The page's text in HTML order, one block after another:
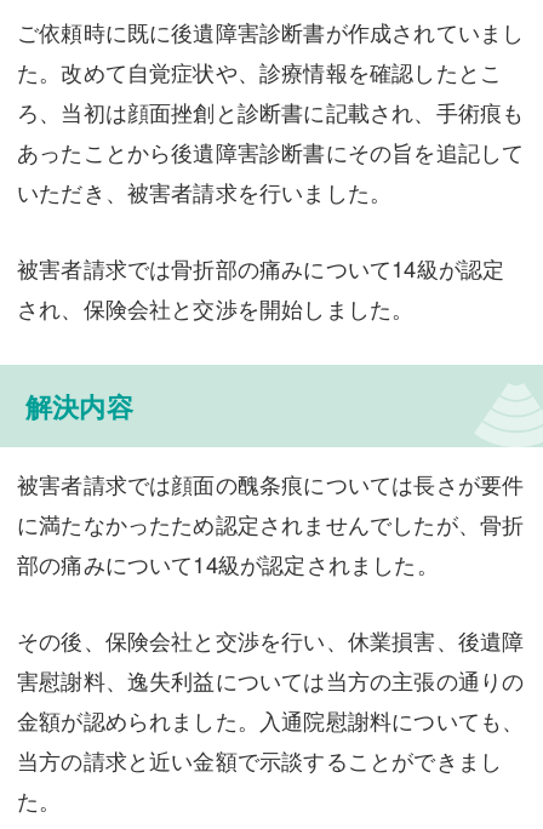
ご依頼時に既に後遺障害診断書が作成されていまし
た。改めて自覚症状や、診療情報を確認したとこ
ろ、当初は顔面挫創と診断書に記載され、手術痕も
あったことから後遺障害診断書にその旨を追記して
いただき、被害者請求を行いました。
被害者請求では骨折部の痛みについて14級が認定
され、保険会社と交渉を開始しました。
解決内容
被害者請求では顔面の醜条痕については長さが要件
に満たなかったため認定されませんでしたが、骨折
部の痛みについて14級が認定されました。
その後、保険会社と交渉を行い、休業損害、後遺障
害慰謝料、逸失利益については当方の主張の通りの
金額が認められました。入通院慰謝料についても、
当方の請求と近い金額で示談することができまし
た。